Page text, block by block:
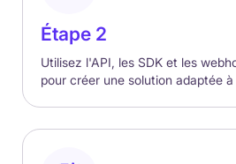
Étape 2
Utilisez l'API, les SDK et les
pour créer une solution adaptée